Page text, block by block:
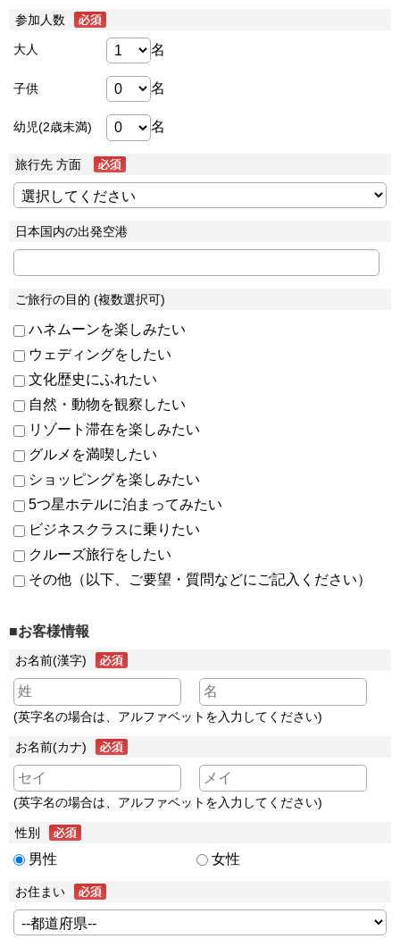
参加人数
大人 名
子供 名
幼児(2歳未満) 名
旅行先 方面
日本国内の出発空港
ご旅行の目的 (複数選択可)
ハネムーンを楽しみたい
ウェディングをしたい
文化歴史にふれたい
自然・動物を観察したい
リゾート滞在を楽しみたい
グルメを満喫したい
ショッピングを楽しみたい
5つ星ホテルに泊まってみたい
ビジネスクラスに乗りたい
クルーズ旅行をしたい
その他（以下、ご要望・質問などにご記入ください）
■お客様情報
お名前(漢字)
(英字名の場合は、アルファベットを入力してください)
お名前(カナ)
(英字名の場合は、アルファベットを入力してください)
性別
男性 女性
お住まい